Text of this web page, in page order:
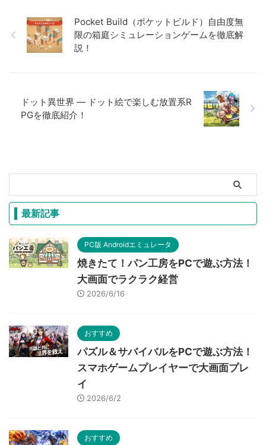
Pocket Build（ポケットビルド）自由度無
限の箱庭シミュレーションゲームを徹底解
説！
ドット異世界 ― ドット絵で楽しむ放置系R
PGを徹底紹介！
最新記事
PC版 Androidエミュレータ
焼きたて！パン工房をPCで遊ぶ方法！
大画面でラクラク経営
2026/6/16
おすすめ
パズル＆サバイバルをPCで遊ぶ方法！
スマホゲームプレイヤーで大画面プレ
イ
2026/6/2
おすすめ